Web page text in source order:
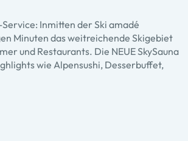
Inmitten der Ski amadé
Minuten das weitreichende Skigebiet
und Restaurants. Die NEUE SkySauna
wie Alpensushi, Desserbuffet,